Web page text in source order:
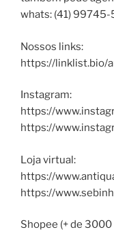
whats: (41)
Nossos links:
https://linklist.bio/
Instagram:
https://
https://
Loja virtual:
https://
https://
Shopee (+ de 3000